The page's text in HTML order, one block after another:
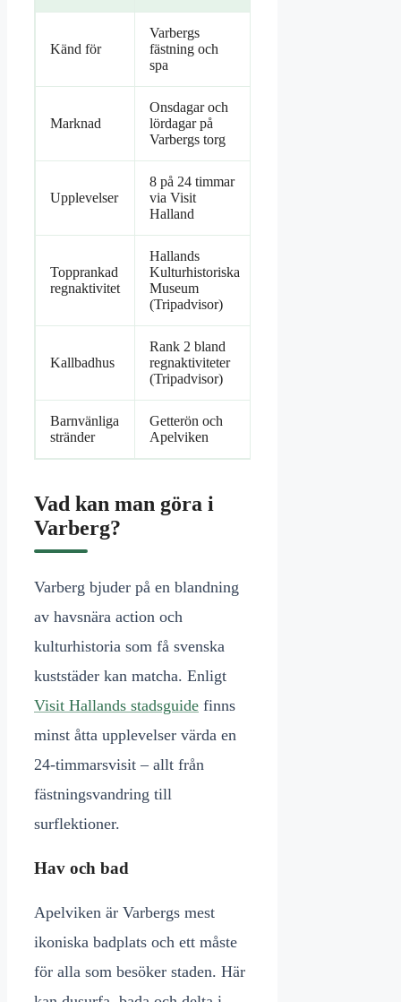
Känd för
Varbergs
fästning och
spa
Marknad
Onsdagar och
lördagar på
Varbergs torg
Upplevelser
8 på 24 timmar
via Visit
Halland
Topprankad
regnaktivitet
Hallands
Kulturhistoriska
Museum
(Tripadvisor)
Kallbadhus
Rank 2 bland
regnaktiviteter
(Tripadvisor)
Barnvänliga
stränder
Getterön och
Apelviken
Vad kan man göra i
Varberg?
Varberg bjuder på en blandning
av havsnära action och
kulturhistoria som få svenska
kuststäder kan matcha. Enligt
Visit Hallands stadsguide finns
minst åtta upplevelser värda en
24-timmarsvisit – allt från
fästningsvandring till
surflektioner.
Hav och bad
Apelviken är Varbergs mest
ikoniska badplats och ett måste
för alla som besöker staden. Här